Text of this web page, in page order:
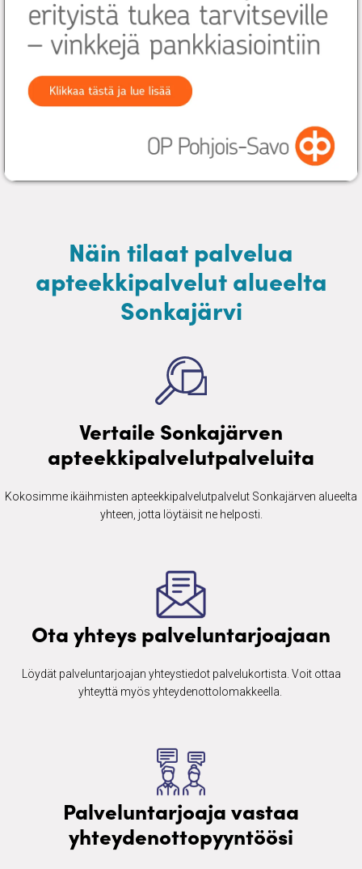
Näin tilaat palvelua
apteekkipalvelut alueelta
Sonkajärvi
Vertaile Sonkajärven
apteekkipalvelutpalveluita
Kokosimme ikäihmisten ​apteekkipalvelutpalvelut Sonkajärven alueelta
yhteen, jotta löytäisit ne helposti.
Ota yhteys palveluntarjoajaan
Löydät palveluntarjoajan yhteystiedot palvelukortista. Voit ottaa
yhteyttä myös yhteydenottolomakkeella. ​
Palveluntarjoaja vastaa
yhteydenottopyyntöösi